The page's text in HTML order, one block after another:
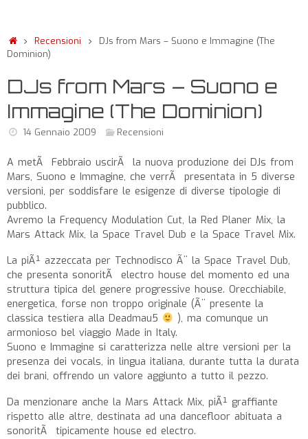
Recensioni
DJs from Mars – Suono e Immagine (The
Dominion)
DJs from Mars – Suono e
Immagine (The Dominion)
14 Gennaio 2009 Recensioni
A metÃ Febbraio uscirÃ la nuova produzione dei DJs from
Mars, Suono e Immagine, che verrÃ presentata in 5 diverse
versioni, per soddisfare le esigenze di diverse tipologie di
pubblico.
Avremo la Frequency Modulation Cut, la Red Planer Mix, la
Mars Attack Mix, la Space Travel Dub e la Space Travel Mix.
La piÃ¹ azzeccata per Technodisco Ã¨ la Space Travel Dub,
che presenta sonoritÃ electro house del momento ed una
struttura tipica del genere progressive house. Orecchiabile,
energetica, forse non troppo originale (Ã¨ presente la
classica testiera alla Deadmau5
), ma comunque un
armonioso bel viaggio Made in Italy.
Suono e Immagine si caratterizza nelle altre versioni per la
presenza dei vocals, in lingua italiana, durante tutta la durata
dei brani, offrendo un valore aggiunto a tutto il pezzo.
Da menzionare anche la Mars Attack Mix, piÃ¹ graffiante
rispetto alle altre, destinata ad una dancefloor abituata a
sonoritÃ tipicamente house ed electro.